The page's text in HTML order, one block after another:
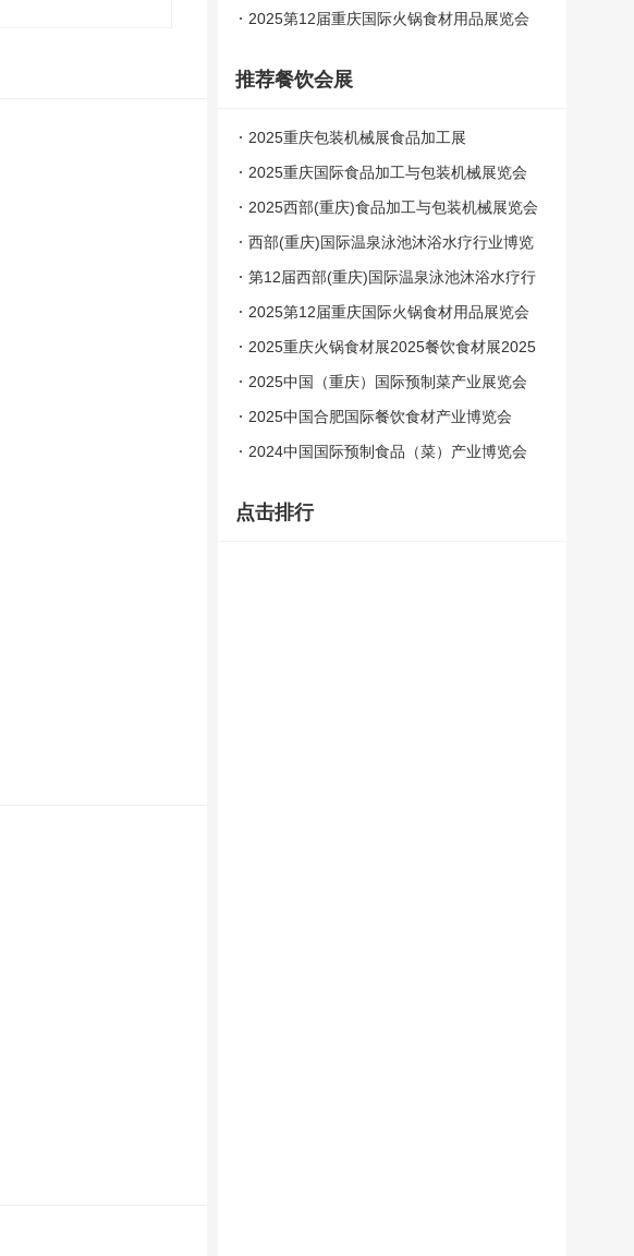
业博览会
2025第12届重庆国际火锅食材用品展览会
推荐餐饮会展
2025重庆包装机械展食品加工展
2025重庆国际食品加工与包装机械展览会
2025西部(重庆)食品加工与包装机械展览会
西部(重庆)国际温泉泳池沐浴水疗行业博览
会
第12届西部(重庆)国际温泉泳池沐浴水疗行
业博览会
2025第12届重庆国际火锅食材用品展览会
【公司官网】
2025重庆火锅食材展2025餐饮食材展2025
重庆火锅食材品鉴宴
2025中国（重庆）国际预制菜产业展览会
2025中国合肥国际餐饮食材产业博览会
2024中国国际预制食品（菜）产业博览会
点击排行